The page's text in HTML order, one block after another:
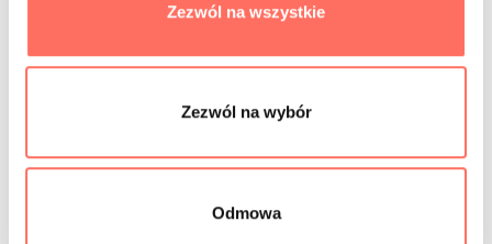
Zezwól na wszystkie
Zezwól na wybór
Odmowa